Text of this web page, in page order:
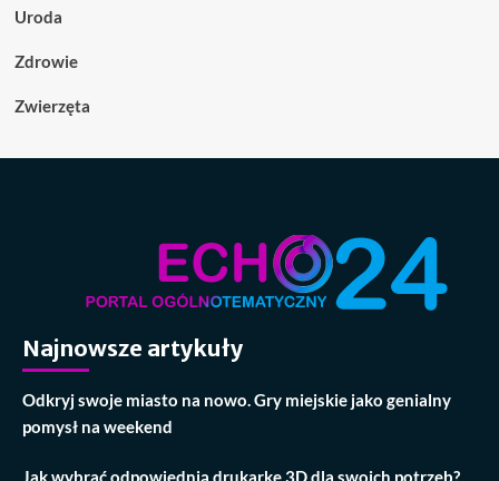
Uroda
Zdrowie
Zwierzęta
Najnowsze artykuły
Odkryj swoje miasto na nowo. Gry miejskie jako genialny
pomysł na weekend
Jak wybrać odpowiednią drukarkę 3D dla swoich potrzeb?